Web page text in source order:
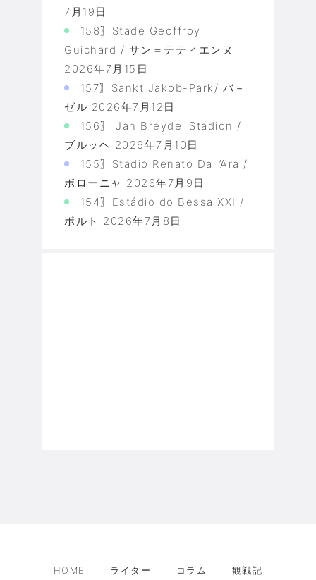
7月19日
158〗Stade Geoffroy
Guichard / サン＝テティエンヌ
2026年7月15日
157〗Sankt Jakob-Park/ バ－
ゼル 2026年7月12日
156〗 Jan Breydel Stadion /
ブルッヘ 2026年7月10日
155〗Stadio Renato Dall’Ara /
ボローニャ 2026年7月9日
154〗Estádio do Bessa XXI /
ポルト 2026年7月8日
HOME ライター コラム 観戦記